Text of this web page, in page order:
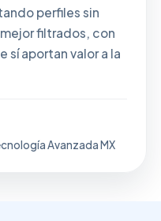
perfiles sin
filtrados, con
sí aportan valor a la
Avanzada MX